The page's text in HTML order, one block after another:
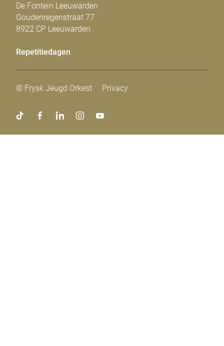
De Fontein Leeuwarden
Goudenregenstraat 77
8922 CP Leeuwarden
Repetitiedagen
© Frysk Jeugd Orkest Privacy